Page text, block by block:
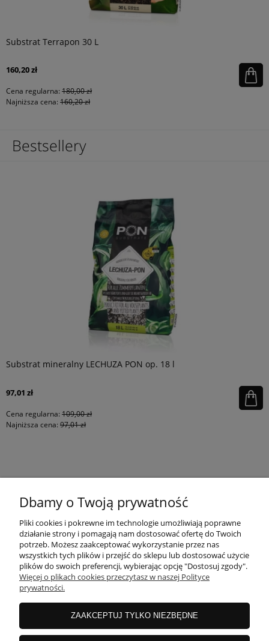
Substrat Terrapon 30 L
160,20 zł
Cena regularna: 180,00 zł
Najniższa cena: 160,20 zł
Bestsellery
Substrat mineralny LECHUZA PON op. 18 l
97,01 zł
Cena regularna: 109,00 zł
Najniższa cena: 97,01 zł
MOJE KONTO
PŁATNOŚCI I DOSTAWA
INFORMACJE
Dbamy o Twoją prywatność
Pliki cookies i pokrewne im technologie umożliwiają poprawne
działanie strony i pomagają nam dostosować ofertę do Twoich
potrzeb. Możesz zaakceptować wykorzystanie przez nas
wszystkich tych plików i przejść do sklepu lub dostosować użycie
plików do swoich preferencji, wybierając opcję "Dostosuj zgody".
Więcej o plikach cookies przeczytasz w naszej Polityce
prywatności.
ZAAKCEPTUJ TYLKO NIEZBĘDNE